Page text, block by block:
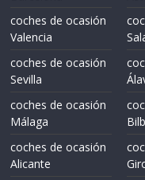
coches de ocasión
Valencia
coches de ocasión
Sevilla
coches de ocasión
Málaga
coches de ocasión
Alicante